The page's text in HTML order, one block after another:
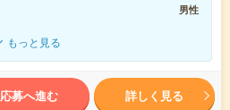
男性
もっと見る
応募へ進む 詳しく見る